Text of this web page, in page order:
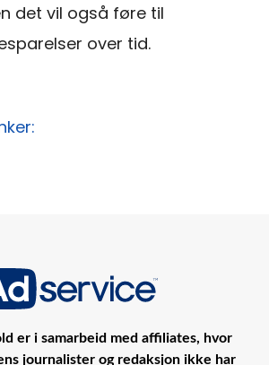
det vil også føre til
over tid.
er i samarbeid med affiliates, hvor
journalister og redaksjon ikke har